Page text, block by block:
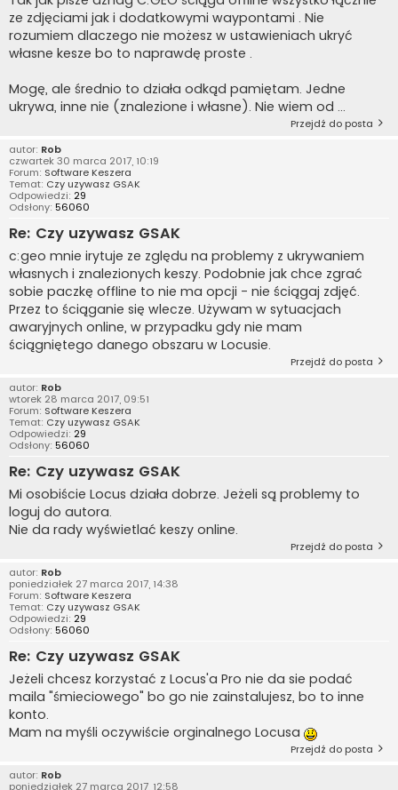
ze zdjęciami jak i dodatkowymi waypontami . Nie
rozumiem dlaczego nie możesz w ustawieniach ukryć
własne kesze bo to naprawdę proste .
Mogę, ale średnio to działa odkąd pamiętam. Jedne
ukrywa, inne nie (znalezione i własne). Nie wiem od ...
Przejdź do posta
autor: Rob
czwartek 30 marca 2017, 10:19
Forum: Software Keszera
Temat: Czy uzywasz GSAK
Odpowiedzi: 29
Odsłony: 56060
Re: Czy uzywasz GSAK
c:geo mnie irytuje ze zględu na problemy z ukrywaniem
własnych i znalezionych keszy. Podobnie jak chce zgrać
sobie paczkę offline to nie ma opcji - nie ściągaj zdjęć.
Przez to ściąganie się wlecze. Używam w sytuacjach
awaryjnych online, w przypadku gdy nie mam
ściągniętego danego obszaru w Locusie.
Przejdź do posta
autor: Rob
wtorek 28 marca 2017, 09:51
Forum: Software Keszera
Temat: Czy uzywasz GSAK
Odpowiedzi: 29
Odsłony: 56060
Re: Czy uzywasz GSAK
Mi osobiście Locus działa dobrze. Jeżeli są problemy to
loguj do autora.
Nie da rady wyświetlać keszy online.
Przejdź do posta
autor: Rob
poniedziałek 27 marca 2017, 14:38
Forum: Software Keszera
Temat: Czy uzywasz GSAK
Odpowiedzi: 29
Odsłony: 56060
Re: Czy uzywasz GSAK
Jeżeli chcesz korzystać z Locus'a Pro nie da sie podać
maila "śmieciowego" bo go nie zainstalujesz, bo to inne
konto.
Mam na myśli oczywiście orginalnego Locusa
Przejdź do posta
autor: Rob
poniedziałek 27 marca 2017, 12:58